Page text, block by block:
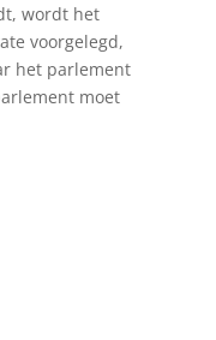
wordt het
voorgelegd,
het parlement
moet